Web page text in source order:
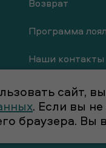
Возврат
Программа
Наши контакты
сайт,
. Если вы
браузера.